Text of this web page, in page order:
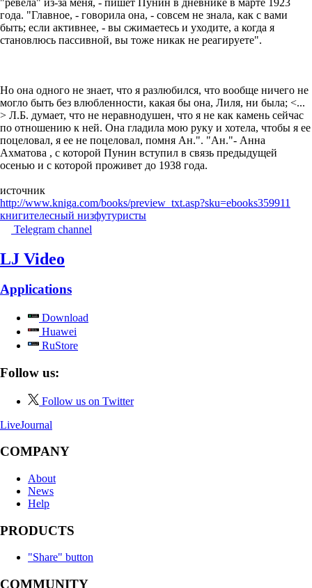
года. "Главное, - говорила она, - совсем не знала, как с вами
быть; если активнее, - вы сжимаетесь и уходите, а когда я
становлюсь пассивной, вы тоже никак не реагируете".
Но она одного не знает, что я разлюбился, что вообще ничего не
могло быть без влюбленности, какая бы она, Лиля, ни была; <...
> Л.Б. думает, что не неравнодушен, что я не как камень сейчас
по отношению к ней. Она гладила мою руку и хотела, чтобы я ее
поцеловал, я ее не поцеловал, помня Ан.". "Ан."- Анна
Ахматова , с которой Пунин вступил в связь предыдущей
осенью и с которой проживет до 1938 года.
источник
http://www.kniga.com/books/preview_txt.asp?sku=ebooks359911
книгителесный низфутуристы
Telegram channel
LJ Video
Applications
Download
Huawei
RuStore
Follow us:
Follow us on Twitter
LiveJournal
COMPANY
About
News
Help
PRODUCTS
"Share" button
COMMUNITY